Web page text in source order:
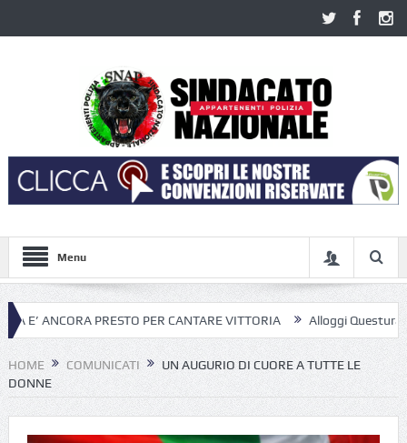
Menu
PRESTO PER CANTARE VITTORIA Alloggi Questura di Roma;
HOME COMUNICATI
UN AUGURIO DI CUORE A TUTTE LE
DONNE